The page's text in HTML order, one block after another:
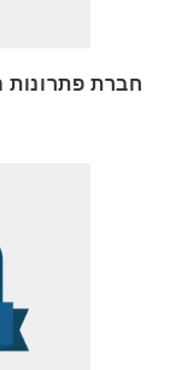
חברת פתרונות